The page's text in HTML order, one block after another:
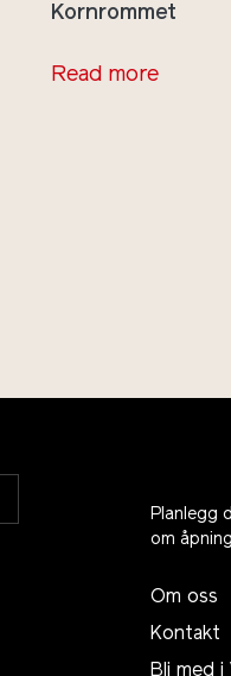
Kornrommet
Read more
Planlegg
om
Om oss
Kontakt
Bli med i